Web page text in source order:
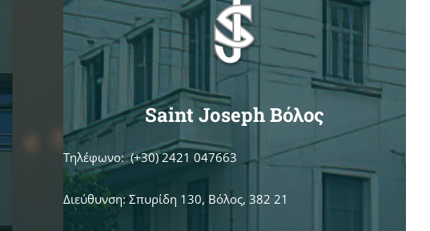
Saint Joseph Βόλος
Τηλέφωνο: (+30) 2421 047663
Διεύθυνση: Σπυρίδη 130, Βόλος, 382 21